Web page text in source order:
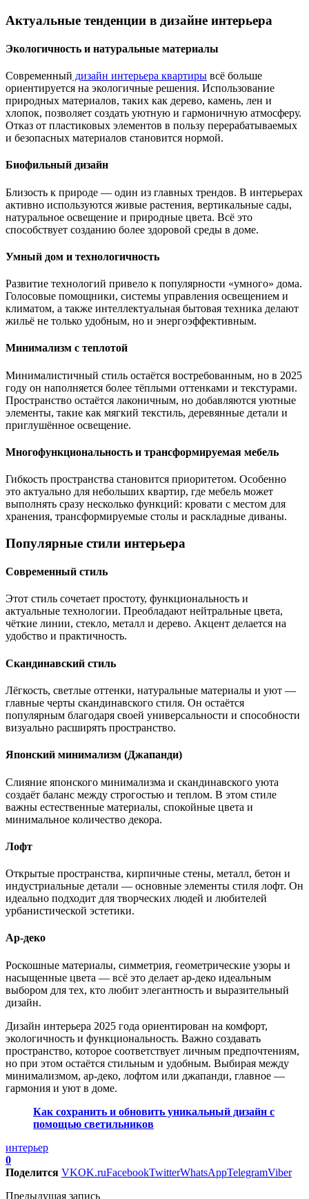
Актуальные тенденции в дизайне интерьера
Экологичность и натуральные материалы
Современный дизайн интерьера квартиры всё больше
ориентируется на экологичные решения. Использование
природных материалов, таких как дерево, камень, лен и
хлопок, позволяет создать уютную и гармоничную атмосферу.
Отказ от пластиковых элементов в пользу перерабатываемых
и безопасных материалов становится нормой.
Биофильный дизайн
Близость к природе — один из главных трендов. В интерьерах
активно используются живые растения, вертикальные сады,
натуральное освещение и природные цвета. Всё это
способствует созданию более здоровой среды в доме.
Умный дом и технологичность
Развитие технологий привело к популярности «умного» дома.
Голосовые помощники, системы управления освещением и
климатом, а также интеллектуальная бытовая техника делают
жильё не только удобным, но и энергоэффективным.
Минимализм с теплотой
Минималистичный стиль остаётся востребованным, но в 2025
году он наполняется более тёплыми оттенками и текстурами.
Пространство остаётся лаконичным, но добавляются уютные
элементы, такие как мягкий текстиль, деревянные детали и
приглушённое освещение.
Многофункциональность и трансформируемая мебель
Гибкость пространства становится приоритетом. Особенно
это актуально для небольших квартир, где мебель может
выполнять сразу несколько функций: кровати с местом для
хранения, трансформируемые столы и раскладные диваны.
Популярные стили интерьера
Современный стиль
Этот стиль сочетает простоту, функциональность и
актуальные технологии. Преобладают нейтральные цвета,
чёткие линии, стекло, металл и дерево. Акцент делается на
удобство и практичность.
Скандинавский стиль
Лёгкость, светлые оттенки, натуральные материалы и уют —
главные черты скандинавского стиля. Он остаётся
популярным благодаря своей универсальности и способности
визуально расширять пространство.
Японский минимализм (Джапанди)
Слияние японского минимализма и скандинавского уюта
создаёт баланс между строгостью и теплом. В этом стиле
важны естественные материалы, спокойные цвета и
минимальное количество декора.
Лофт
Открытые пространства, кирпичные стены, металл, бетон и
индустриальные детали — основные элементы стиля лофт. Он
идеально подходит для творческих людей и любителей
урбанистической эстетики.
Ар-деко
Роскошные материалы, симметрия, геометрические узоры и
насыщенные цвета — всё это делает ар-деко идеальным
выбором для тех, кто любит элегантность и выразительный
дизайн.
Дизайн интерьера 2025 года ориентирован на комфорт,
экологичность и функциональность. Важно создавать
пространство, которое соответствует личным предпочтениям,
но при этом остаётся стильным и удобным. Выбирая между
минимализмом, ар-деко, лофтом или джапанди, главное —
гармония и уют в доме.
Как сохранить и обновить уникальный дизайн с
помощью светильников
интерьер
0
Поделится VKOK.ruFacebookTwitterWhatsAppTelegramViber
Предыдущая запись